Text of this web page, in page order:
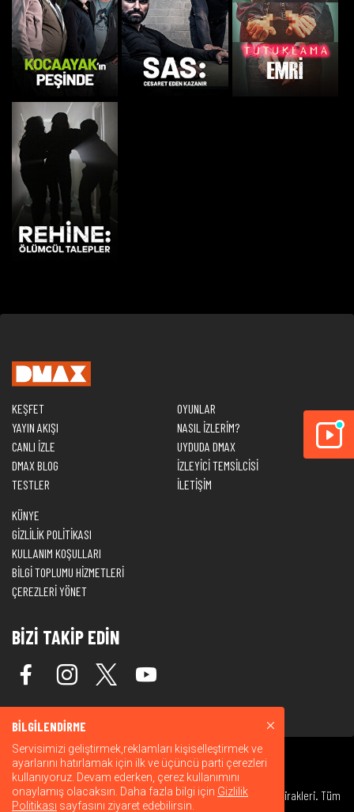
KEŞFET
YAYIN AKIŞI
CANLI İZLE
DMAX BLOG
TESTLER
OYUNLAR
NASIL İZLERİM?
UYDUDA DMAX
İZLEYİCİ TEMSİLCİSİ
İLETİŞİM
KÜNYE
GİZLİLİK POLİTİKASI
KULLANIM KOŞULLARI
BİLGİ TOPLUMU HİZMETLERİ
ÇEREZLERİ YÖNET
BİZİ TAKİP EDİN
© 2026 Warner Bros. Discovery, Inc. veya bağlı kuruluşları ve iştirakleri. Tüm
BİLGİLENDİRME
Servisimizi geliştirmek,reklamları kişiselleştirmek ve
ayarlarını hatırlamak için ilk ve üçüncü parti çerezleri
kullanıyoruz. Devam ederken, çerez kullanımını
onaylamış olacaksın. Daha fazla bilgi için Gizlilik
Politikası sayfasını ziyaret edebilirsin.